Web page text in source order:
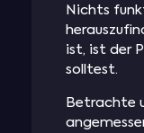
Nichts
ist, ist der
solltest.
Betrachte